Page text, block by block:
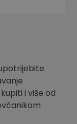
i više od